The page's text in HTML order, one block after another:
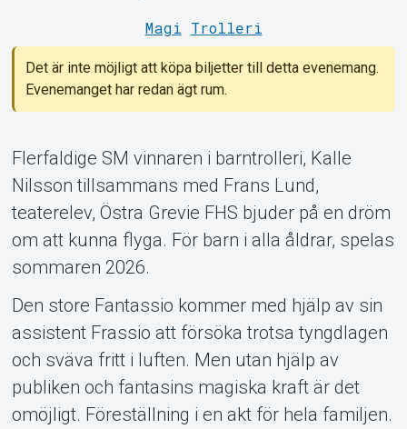
Om Tickster
Magi Trolleri
Det är inte möjligt att köpa biljetter till detta evenemang.
Evenemanget har redan ägt rum.
Flerfaldige SM vinnaren i barntrolleri, Kalle
Nilsson tillsammans med Frans Lund,
teaterelev, Östra Grevie FHS bjuder på en dröm
om att kunna flyga. För barn i alla åldrar, spelas
sommaren 2026.
Den store Fantassio kommer med hjälp av sin
assistent Frassio att försöka trotsa tyngdlagen
och sväva fritt i luften. Men utan hjälp av
publiken och fantasins magiska kraft är det
omöjligt. Föreställning i en akt för hela familjen.